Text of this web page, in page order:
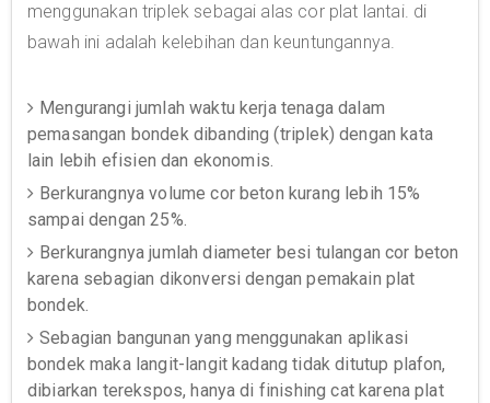
menggunakan triplek sebagai alas cor plat lantai. di
bawah ini adalah kelebihan dan keuntungannya.
Mengurangi jumlah waktu kerja tenaga dalam
pemasangan bondek dibanding (triplek) dengan kata
lain lebih efisien dan ekonomis.
Berkurangnya volume cor beton kurang lebih 15%
sampai dengan 25%.
Berkurangnya jumlah diameter besi tulangan cor beton
karena sebagian dikonversi dengan pemakain plat
bondek.
Sebagian bangunan yang menggunakan aplikasi
bondek maka langit-langit kadang tidak ditutup plafon,
dibiarkan terekspos, hanya di finishing cat karena plat